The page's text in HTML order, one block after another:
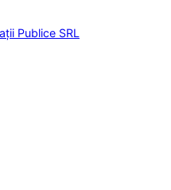
Publice SRL